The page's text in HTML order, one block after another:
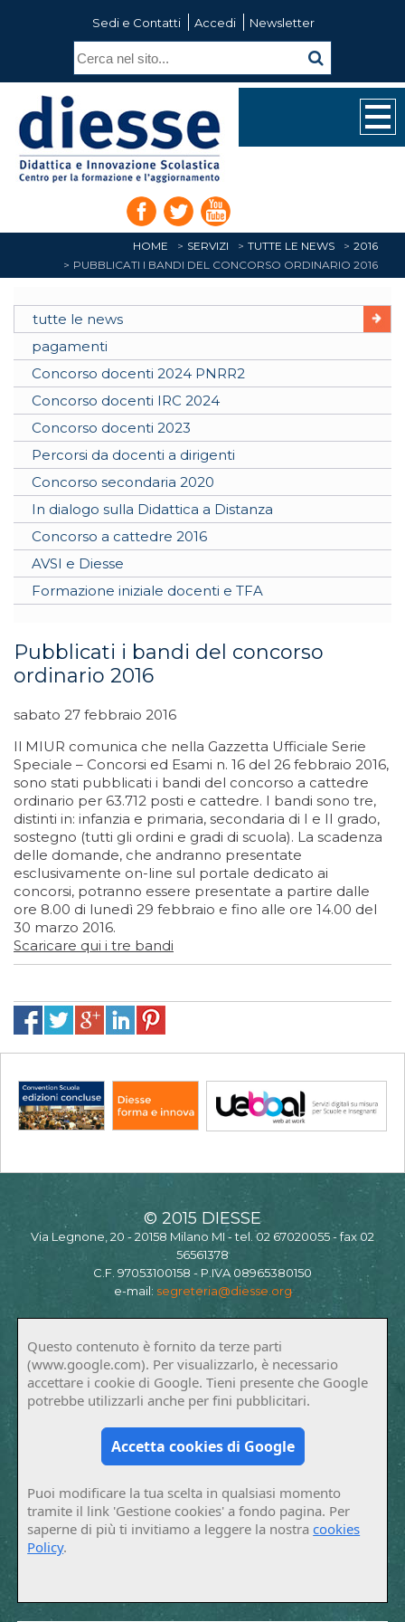
Sedi e Contatti Accedi Newsletter
HOME SERVIZI TUTTE LE NEWS
2016
PUBBLICATI I BANDI DEL CONCORSO ORDINARIO 2016
tutte le news
pagamenti
Concorso docenti 2024 PNRR2
Concorso docenti IRC 2024
Concorso docenti 2023
Percorsi da docenti a dirigenti
Concorso secondaria 2020
In dialogo sulla Didattica a Distanza
Concorso a cattedre 2016
AVSI e Diesse
Formazione iniziale docenti e TFA
Pubblicati i bandi del concorso
ordinario 2016
sabato 27 febbraio 2016
Il MIUR comunica che nella Gazzetta Ufficiale Serie
Speciale – Concorsi ed Esami n. 16 del 26 febbraio 2016,
sono stati pubblicati i bandi del concorso a cattedre
ordinario per 63.712 posti e cattedre. I bandi sono tre,
distinti in: infanzia e primaria, secondaria di I e II grado,
sostegno (tutti gli ordini e gradi di scuola). La scadenza
delle domande, che andranno presentate
esclusivamente on-line sul portale dedicato ai
concorsi, potranno essere presentate a partire dalle
ore 8.00 di lunedì 29 febbraio e fino alle ore 14.00 del
30 marzo 2016.
Scaricare qui i tre bandi
© 2015 DIESSE
Via Legnone, 20 - 20158 Milano MI - tel. 02 67020055 - fax 02
56561378
C.F. 97053100158 - P.IVA 08965380150
e-mail: segreteria@diesse.org
Questo contenuto è fornito da terze parti
(www.google.com). Per visualizzarlo, è necessario
accettare i cookie di Google. Tieni presente che Google
potrebbe utilizzarli anche per fini pubblicitari.
Accetta cookies di Google
Puoi modificare la tua scelta in qualsiasi momento
tramite il link 'Gestione cookies' a fondo pagina. Per
saperne di più ti invitiamo a leggere la nostracookies
Policy.